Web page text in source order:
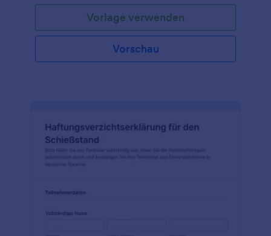
Vorlage verwenden
Vorschau